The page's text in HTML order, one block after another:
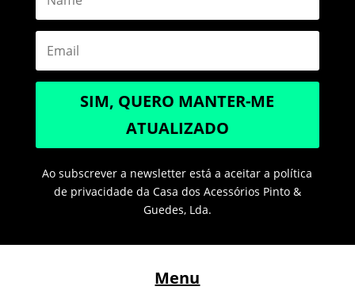
SIM, QUERO MANTER-ME
ATUALIZADO
Ao subscrever a newsletter está a aceitar a política
de privacidade da Casa dos Acessórios Pinto &
Guedes, Lda.
Menu